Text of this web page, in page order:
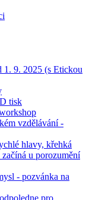
9. 2025 (s Etickou
tisk
vzdělávání -
hlavy, křehká
u porozumění
- pozvánka na
pro